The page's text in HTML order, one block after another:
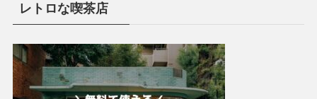
レトロな喫茶店